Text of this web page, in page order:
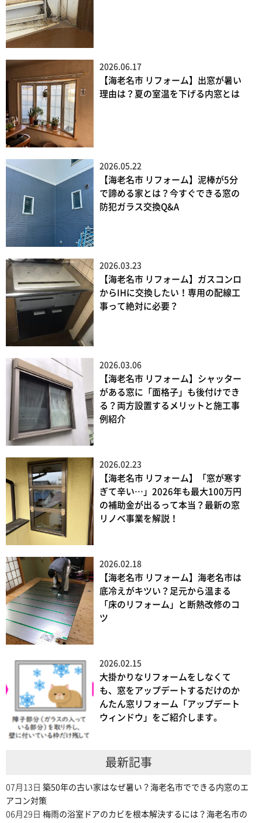
2026.06.17
【海老名市 リフォーム】出窓が暑い
理由は？夏の室温を下げる内窓とは
2026.05.22
【海老名市 リフォーム】泥棒が5分
で諦める家とは？今すぐできる窓の
防犯ガラス交換Q&A
2026.03.23
【海老名市 リフォーム】ガスコンロ
からIHに交換したい！専用の配線工
事って絶対に必要？
2026.03.06
【海老名市 リフォーム】シャッター
がある窓に「面格子」も後付けでき
る？両方設置するメリットと施工事
例紹介
2026.02.23
【海老名市 リフォーム】「窓が寒す
ぎて辛い…」2026年も最大100万円
の補助金が出るって本当？最新の窓
リノベ事業を解説！
2026.02.18
【海老名市 リフォーム】海老名市は
底冷えがキツい？足元から温まる
「床のリフォーム」と断熱改修のコ
ツ
2026.02.15
大掛かりなリフォームをしなくて
も、窓をアップデートするだけのか
んたん窓リフォーム「アップデート
ウィンドウ」をご紹介します。
最新記事
07月13日 築50年の古い家はなぜ暑い？海老名市でできる内窓のエ
アコン対策
06月29日 梅雨の浴室ドアのカビを根本解決するには？海老名市の